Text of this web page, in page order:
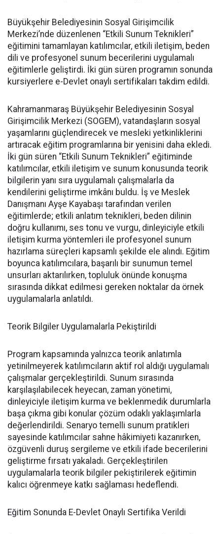
Büyükşehir Belediyesinin Sosyal Girişimcilik
Merkezi’nde düzenlenen “Etkili Sunum Teknikleri”
eğitimini tamamlayan katılımcılar, etkili iletişim, beden
dili ve profesyonel sunum becerilerini uygulamalı
eğitimlerle geliştirdi. İki gün süren programın sonunda
kursiyerlere e-Devlet onaylı sertifikaları takdim edildi.
Kahramanmaraş Büyükşehir Belediyesinin Sosyal
Girişimcilik Merkezi (SOGEM), vatandaşların sosyal
yaşamlarını güçlendirecek ve mesleki yetkinliklerini
artıracak eğitim programlarına bir yenisini daha ekledi.
İki gün süren “Etkili Sunum Teknikleri” eğitiminde
katılımcılar, etkili iletişim ve sunum konusunda teorik
bilgilerin yanı sıra uygulamalı çalışmalarla da
kendilerini geliştirme imkânı buldu. İş ve Meslek
Danışmanı Ayşe Kayabaşı tarafından verilen
eğitimlerde; etkili anlatım teknikleri, beden dilinin
doğru kullanımı, ses tonu ve vurgu, dinleyiciyle etkili
iletişim kurma yöntemleri ile profesyonel sunum
hazırlama süreçleri kapsamlı şekilde ele alındı. Eğitim
boyunca katılımcılara, başarılı bir sunumun temel
unsurları aktarılırken, topluluk önünde konuşma
sırasında dikkat edilmesi gereken noktalar da örnek
uygulamalarla anlatıldı.
Teorik Bilgiler Uygulamalarla Pekiştirildi
Program kapsamında yalnızca teorik anlatımla
yetinilmeyerek katılımcıların aktif rol aldığı uygulamalı
çalışmalar gerçekleştirildi. Sunum sırasında
karşılaşılabilecek heyecan, zaman yönetimi,
dinleyiciyle iletişim kurma ve beklenmedik durumlarla
başa çıkma gibi konular çözüm odaklı yaklaşımlarla
değerlendirildi. Senaryo temelli sunum pratikleri
sayesinde katılımcılar sahne hâkimiyeti kazanırken,
özgüvenli duruş sergileme ve etkili ifade becerilerini
geliştirme fırsatı yakaladı. Gerçekleştirilen
uygulamalarla teorik bilgiler pekiştirilerek eğitimin
kalıcı öğrenmeye katkı sağlaması hedeflendi.
Eğitim Sonunda E-Devlet Onaylı Sertifika Verildi